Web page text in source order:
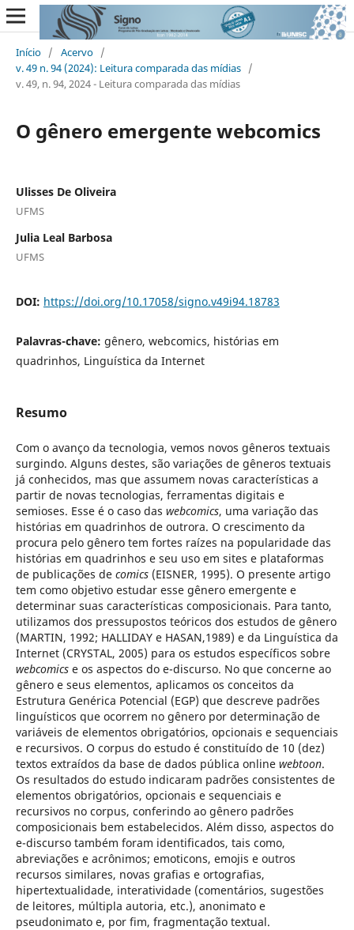
Início / Acervo /
v. 49 n. 94 (2024): Leitura comparada das mídias /
v. 49, n. 94, 2024 - Leitura comparada das mídias
O gênero emergente webcomics
Ulisses De Oliveira
UFMS
Julia Leal Barbosa
UFMS
DOI: https://doi.org/10.17058/signo.v49i94.18783
Palavras-chave: gênero, webcomics, histórias em
quadrinhos, Linguística da Internet
Resumo
Com o avanço da tecnologia, vemos novos gêneros textuais
surgindo. Alguns destes, são variações de gêneros textuais
já conhecidos, mas que assumem novas características a
partir de novas tecnologias, ferramentas digitais e
semioses. Esse é o caso das webcomics, uma variação das
histórias em quadrinhos de outrora. O crescimento da
procura pelo gênero tem fortes raízes na popularidade das
histórias em quadrinhos e seu uso em sites e plataformas
de publicações de comics(EISNER, 1995). O presente artigo
tem como objetivo estudar esse gênero emergente e
determinar suas características composicionais. Para tanto,
utilizamos dos pressupostos teóricos dos estudos de gênero
(MARTIN, 1992; HALLIDAY e HASAN,1989) e da Linguística da
Internet (CRYSTAL, 2005) para os estudos específicos sobre
webcomicse os aspectos do e-discurso. No que concerne ao
gênero e seus elementos, aplicamos os conceitos da
Estrutura Genérica Potencial (EGP) que descreve padrões
linguísticos que ocorrem no gênero por determinação de
variáveis de elementos obrigatórios, opcionais e sequenciais
e recursivos. O corpus do estudo é constituído de 10 (dez)
textos extraídos da base de dados pública online webtoon.
Os resultados do estudo indicaram padrões consistentes de
elementos obrigatórios, opcionais e sequenciais e
recursivos no corpus, conferindo ao gênero padrões
composicionais bem estabelecidos. Além disso, aspectos do
e-discurso também foram identificados, tais como,
abreviações e acrônimos; emoticons, emojis e outros
recursos similares, novas grafias e ortografias,
hipertextualidade, interatividade (comentários, sugestões
de leitores, múltipla autoria, etc.), anonimato e
pseudonimato e, por fim, fragmentação textual.